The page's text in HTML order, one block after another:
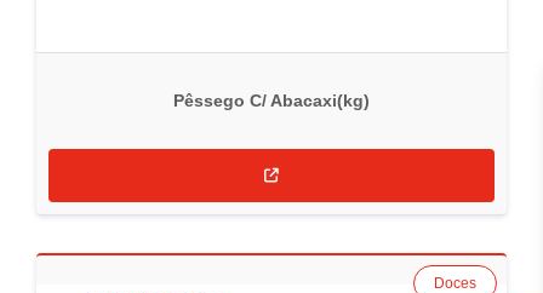
Pêssego C/ Abacaxi(kg)
Doces